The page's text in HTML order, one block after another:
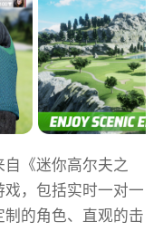
自《迷你高尔夫之
，包括实时一对一
的角色、直观的击